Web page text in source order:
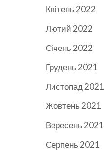
Квітень 2022
Лютий 2022
Січень 2022
Грудень 2021
Листопад 2021
Жовтень 2021
Вересень 2021
Серпень 2021